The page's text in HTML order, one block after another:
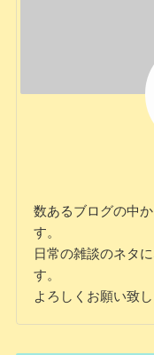
数あるブログの中
す。
日常の雑談のネタ
す。
よろしくお願い致し